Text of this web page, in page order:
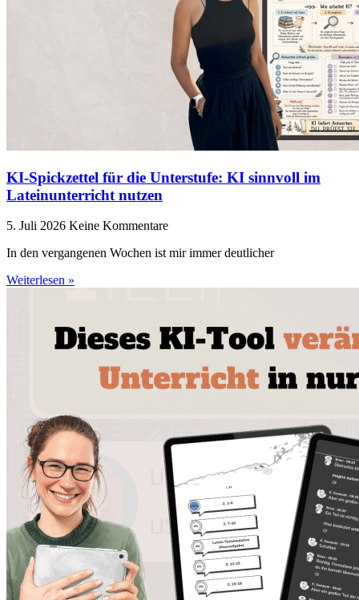
KI-Spickzettel für die Unterstufe: KI sinnvoll im
Lateinunterricht nutzen
5. Juli 2026 Keine Kommentare
In den vergangenen Wochen ist mir immer deutlicher
Weiterlesen »